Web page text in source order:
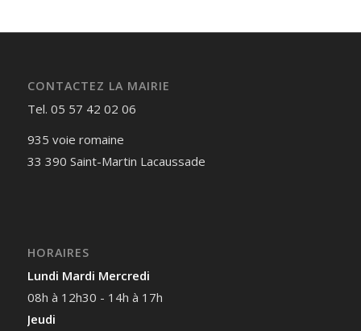
CONTACTEZ LA MAIRIE
Tel. 05 57 42 02 06
935 voie romaine
33 390 Saint-Martin Lacaussade
HORAIRES
Lundi Mardi Mercredi
08h à 12h30 - 14h à 17h
Jeudi